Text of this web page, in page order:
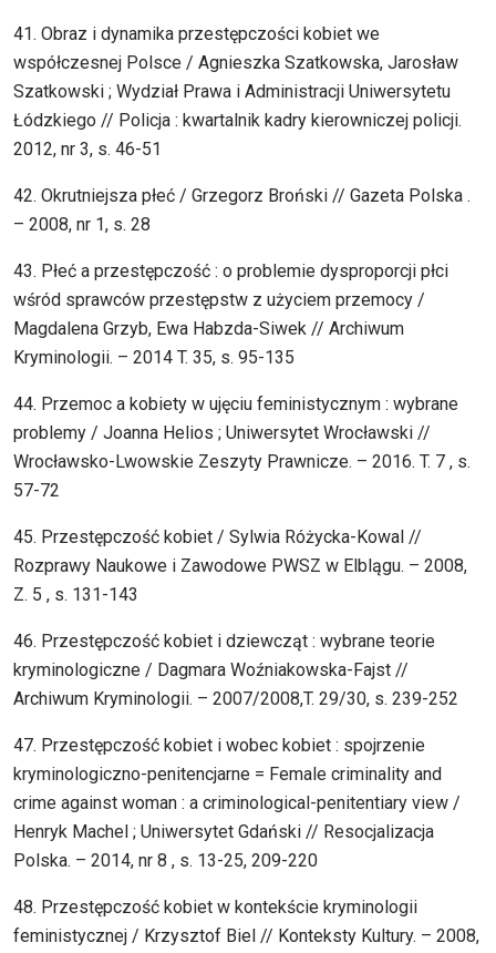
41. Obraz i dynamika przestępczości kobiet we
współczesnej Polsce / Agnieszka Szatkowska, Jarosław
Szatkowski ; Wydział Prawa i Administracji Uniwersytetu
Łódzkiego // Policja : kwartalnik kadry kierowniczej policji.
2012, nr 3, s. 46-51
42. Okrutniejsza płeć / Grzegorz Broński // Gazeta Polska .
– 2008, nr 1, s. 28
43. Płeć a przestępczość : o problemie dysproporcji płci
wśród sprawców przestępstw z użyciem przemocy /
Magdalena Grzyb, Ewa Habzda-Siwek // Archiwum
Kryminologii. – 2014 T. 35, s. 95-135
44. Przemoc a kobiety w ujęciu feministycznym : wybrane
problemy / Joanna Helios ; Uniwersytet Wrocławski //
Wrocławsko-Lwowskie Zeszyty Prawnicze. – 2016. T. 7 , s.
57-72
45. Przestępczość kobiet / Sylwia Różycka-Kowal //
Rozprawy Naukowe i Zawodowe PWSZ w Elblągu. – 2008,
Z. 5 , s. 131-143
46. Przestępczość kobiet i dziewcząt : wybrane teorie
kryminologiczne / Dagmara Woźniakowska-Fajst //
Archiwum Kryminologii. – 2007/2008,T. 29/30, s. 239-252
47. Przestępczość kobiet i wobec kobiet : spojrzenie
kryminologiczno-penitencjarne = Female criminality and
crime against woman : a criminological-penitentiary view /
Henryk Machel ; Uniwersytet Gdański // Resocjalizacja
Polska. – 2014, nr 8 , s. 13-25, 209-220
48. Przestępczość kobiet w kontekście kryminologii
feministycznej / Krzysztof Biel // Konteksty Kultury. – 2008,